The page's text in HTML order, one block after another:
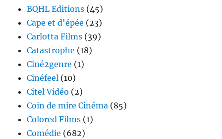
BQHL Editions (45)
Cape et d'épée (23)
Carlotta Films (39)
Catastrophe (18)
Ciné2genre (1)
Cinéfeel (10)
Citel Vidéo (2)
Coin de mire Cinéma (85)
Colored Films (1)
Comédie (682)